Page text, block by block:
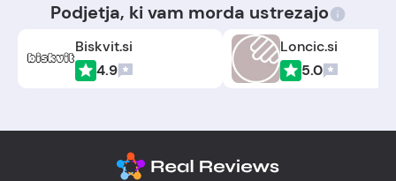
Podjetja, ki vam morda ustrezajo
Biskvit.si
4.9
Loncic.si
5.0